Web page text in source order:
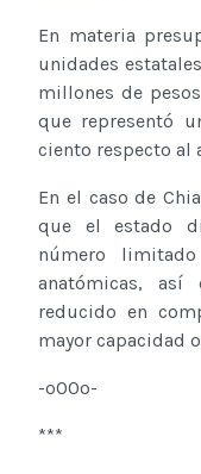
En materia
unidades
millones de
que representó
ciento respecto al
En el caso de
que el estado
número
anatómicas,
reducido en
mayor capacidad
-o00o-
***